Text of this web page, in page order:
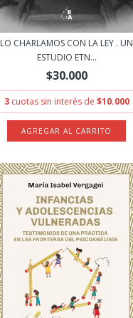
LO CHARLAMOS CON LA LEY . UN
ESTUDIO ETN...
$30.000
3 cuotas sin interés de $10.000